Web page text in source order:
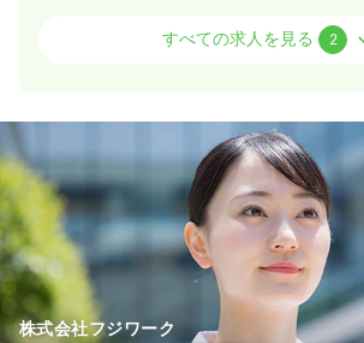
正看護師
/月 賞与3.5ヶ月
時間 8:30～17:30（休憩60分）
ブランク可
月給38万円以上可
気になる 詳
すべての求人を見る 2
株式会社フジワーク